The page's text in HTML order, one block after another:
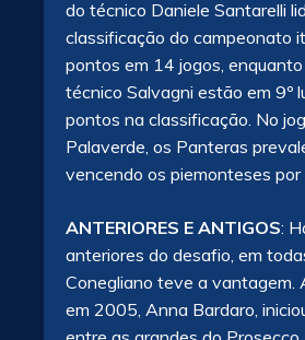
do técnico Daniele Santarelli
classificação do campeonato
pontos em 14 jogos, enquanto
técnico Salvagni estão em 9º
pontos na classificação. No
Palaverde, os Panteras
vencendo os piemonteses por
ANTERIORES E ANTIGOS:
anteriores do desafio, em
Conegliano teve a vantagem.
em 2005, Anna Bardaro,